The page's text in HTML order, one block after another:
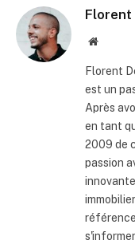
Florent
Site
Florent
est un
Après
en tant
2009 de
passion